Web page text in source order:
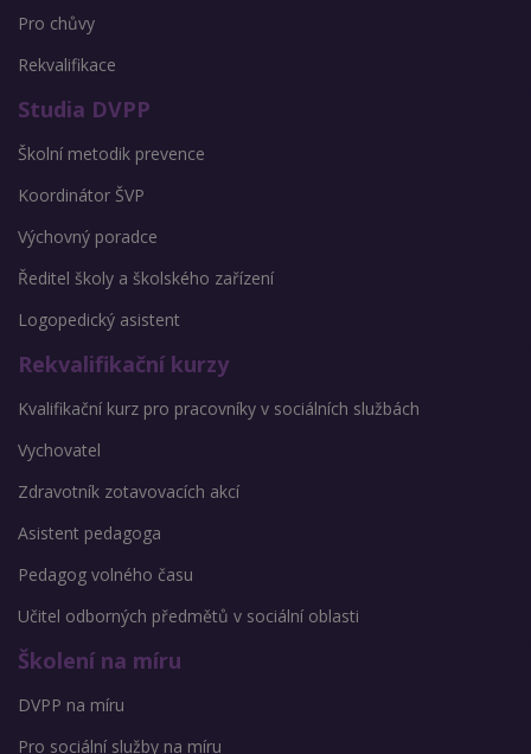
Pro chůvy
Rekvalifikace
Studia DVPP
Školní metodik prevence
Koordinátor ŠVP
Výchovný poradce
Ředitel školy a školského zařízení
Logopedický asistent
Rekvalifikační kurzy
Kvalifikační kurz pro pracovníky v sociálních službách
Vychovatel
Zdravotník zotavovacích akcí
Asistent pedagoga
Pedagog volného času
Učitel odborných předmětů v sociální oblasti
Školení na míru
DVPP na míru
Pro sociální služby na míru